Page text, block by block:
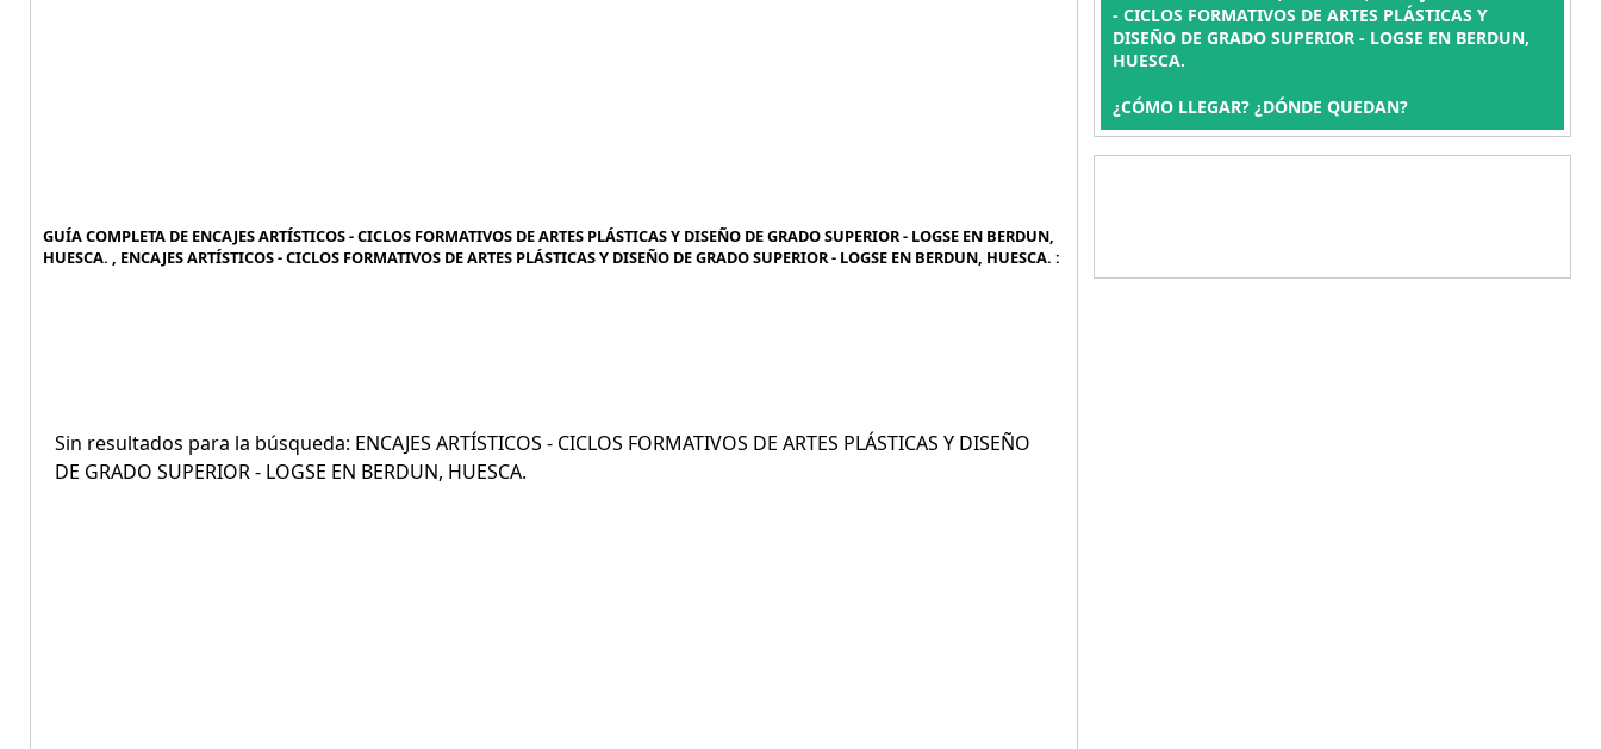
GUÍA COMPLETA DE ENCAJES ARTÍSTICOS - CICLOS FORMATIVOS DE ARTES PLÁSTICAS Y DISEÑO DE GRADO SUPERIOR - LOGSE EN BERDUN,
HUESCA. , ENCAJES ARTÍSTICOS - CICLOS FORMATIVOS DE ARTES PLÁSTICAS Y DISEÑO DE GRADO SUPERIOR - LOGSE EN BERDUN, HUESCA. :
Sin resultados para la búsqueda: ENCAJES ARTÍSTICOS - CICLOS FORMATIVOS DE ARTES PLÁSTICAS Y DISEÑO
DE GRADO SUPERIOR - LOGSE EN BERDUN, HUESCA.
- CICLOS FORMATIVOS DE ARTES PLÁSTICAS Y
DISEÑO DE GRADO SUPERIOR - LOGSE EN BERDUN,
HUESCA.
¿CÓMO LLEGAR? ¿DÓNDE QUEDAN?